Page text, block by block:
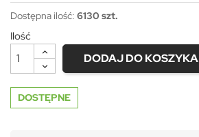
Dostępna ilość: 6130 szt.
Ilość
DODAJ DO KOSZYKA
DOSTĘPNE